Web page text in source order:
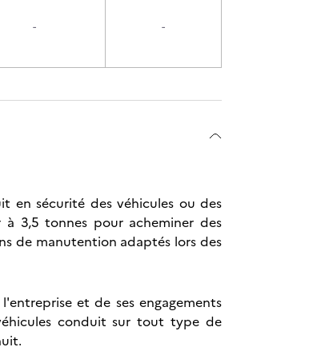
- -
en sécurité des véhicules ou des
à 3,5 tonnes pour acheminer des
de manutention adaptés lors des
et de ses engagements
conduit sur tout type de